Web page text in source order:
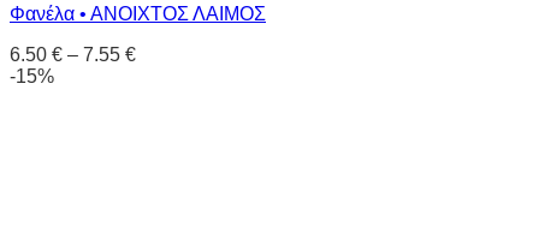
Φανέλα • ΑΝΟΙΧΤΟΣ ΛΑΙΜΟΣ
6.50 € – 7.55 €
-15%